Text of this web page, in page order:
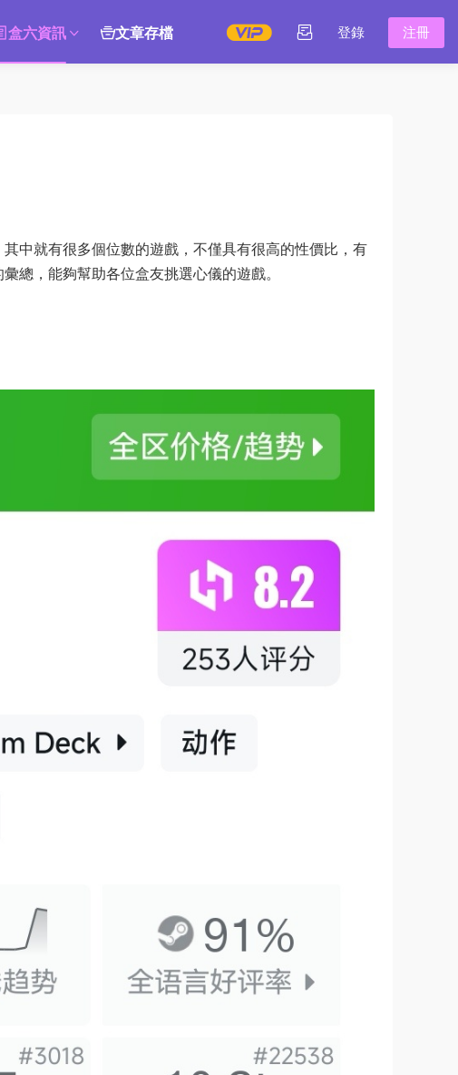
盒六資訊 文章存檔 登錄 注冊
中就有很多個位數的遊戲，不僅具有很高的性價比，有
總，能夠幫助各位盒友挑選心儀的遊戲。